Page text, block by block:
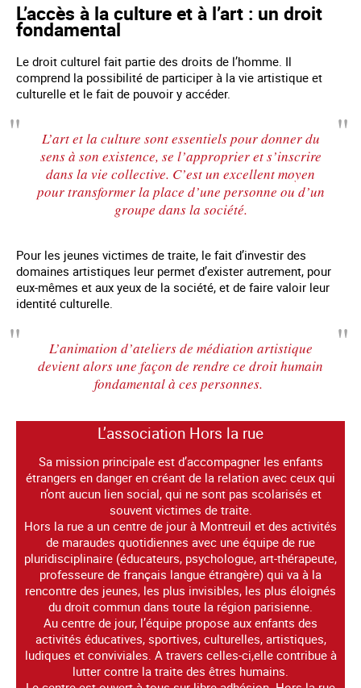
L’accès à la culture et à l’art : un droit
fondamental
Le droit culturel fait partie des droits de l’homme. Il
comprend la possibilité de participer à la vie artistique et
culturelle et le fait de pouvoir y accéder.
L’art et la culture sont essentiels pour donner du
sens à son existence, se l’approprier et s’inscrire
dans la vie collective. C’est un excellent moyen
pour transformer la place d’une personne ou d’un
groupe dans la société.
Pour les jeunes victimes de traite, le fait d’investir des
domaines artistiques leur permet d’exister autrement, pour
eux-mêmes et aux yeux de la société, et de faire valoir leur
identité culturelle.
L’animation d’ateliers de médiation artistique
devient alors une façon de rendre ce droit humain
fondamental à ces personnes.
L’association Hors la rue
Sa mission principale est d’accompagner les enfants
étrangers en danger en créant de la relation avec ceux qui
n’ont aucun lien social, qui ne sont pas scolarisés et
souvent victimes de traite.
Hors la rue a un centre de jour à Montreuil et des activités
de maraudes quotidiennes avec une équipe de rue
pluridisciplinaire (éducateurs, psychologue, art-thérapeute,
professeure de français langue étrangère) qui va à la
rencontre des jeunes, les plus invisibles, les plus éloignés
du droit commun dans toute la région parisienne.
Au centre de jour, l’équipe propose aux enfants des
activités éducatives, sportives, culturelles, artistiques,
ludiques et conviviales. A travers celles-ci,elle contribue à
lutter contre la traite des êtres humains.